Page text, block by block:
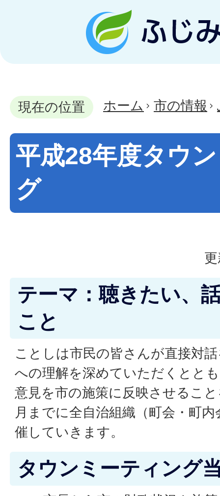
現在の位置 ホーム 市の情報
平成28年度タウ
グ
テーマ：聴きたい、
こと
ことしは市民の皆さんが直接対
への理解を深めていただくとと
意見を市の施策に反映させるこ
月までに全自治組織（町会・町
催していきます。
タウンミーティング